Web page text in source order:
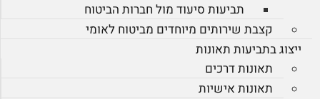
תביעות סיעוד מול חברות הביטוח
קצבת שירותים מיוחדים מביטוח לאומי
ייצוג בתביעות תאונות
תאונות דרכים
תאונות אישיות